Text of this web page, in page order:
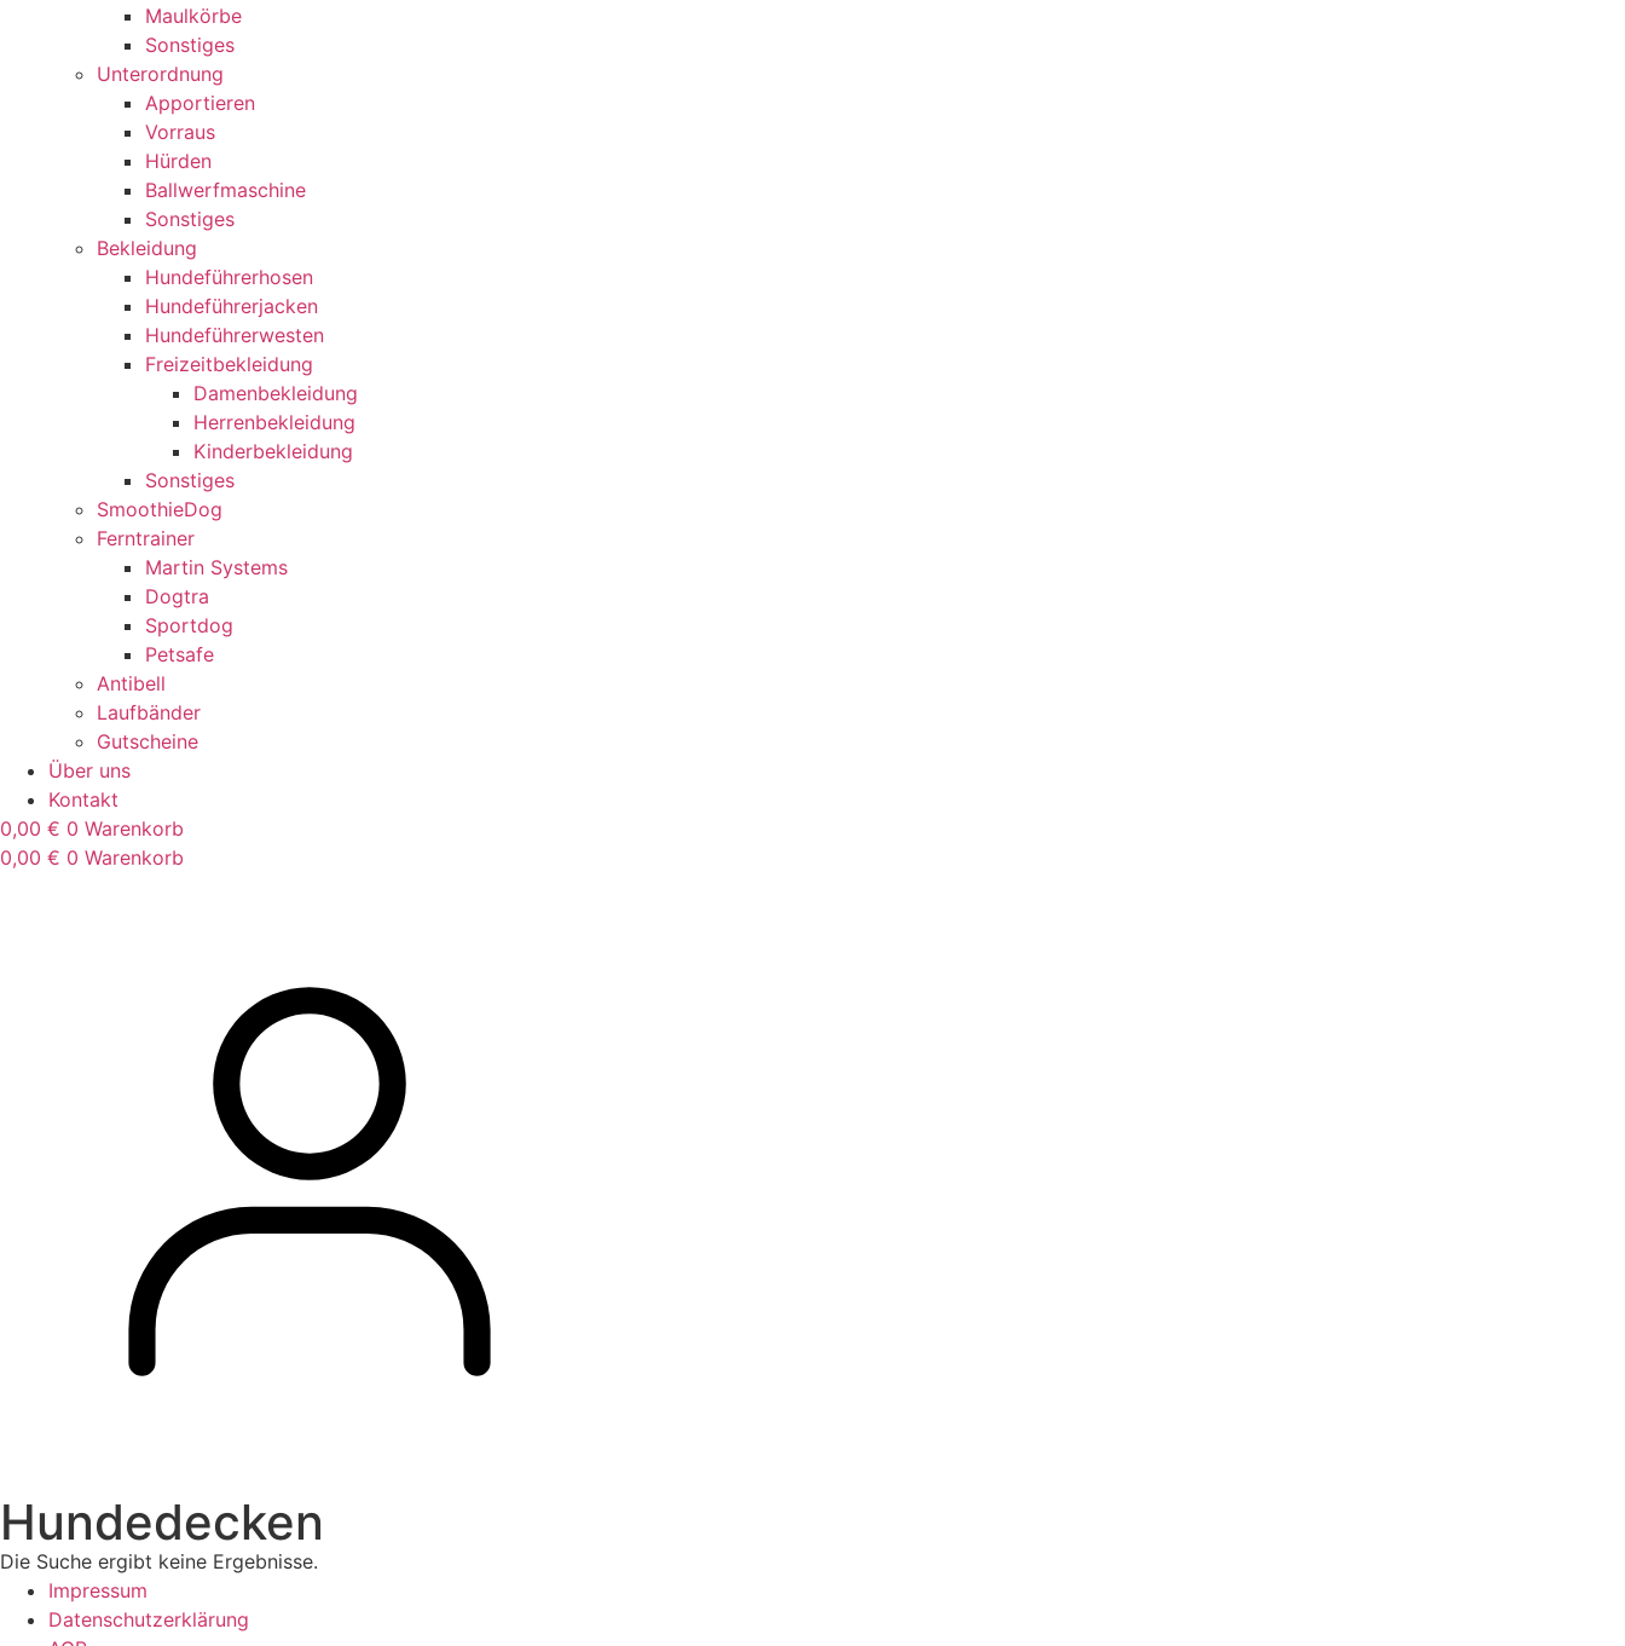
Maulkörbe
Sonstiges
Unterordnung
Apportieren
Vorraus
Hürden
Ballwerfmaschine
Sonstiges
Bekleidung
Hundeführerhosen
Hundeführerjacken
Hundeführerwesten
Freizeitbekleidung
Damenbekleidung
Herrenbekleidung
Kinderbekleidung
Sonstiges
SmoothieDog
Ferntrainer
Martin Systems
Dogtra
Sportdog
Petsafe
Antibell
Laufbänder
Gutscheine
Über uns
Kontakt
0,00 € 0 Warenkorb
0,00 € 0 Warenkorb
Hundedecken
Die Suche ergibt keine Ergebnisse.
Impressum
Datenschutzerklärung